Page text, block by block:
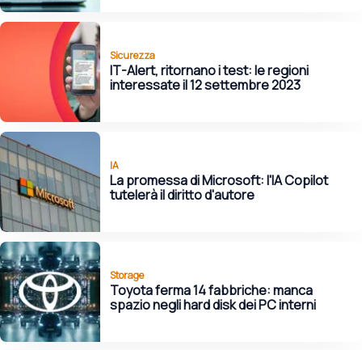
Sicurezza
IT-Alert, ritornano i test: le regioni
interessate il 12 settembre 2023
IA
La promessa di Microsoft: l'IA Copilot
tutelerà il diritto d'autore
Storage
Toyota ferma 14 fabbriche: manca
spazio negli hard disk dei PC interni